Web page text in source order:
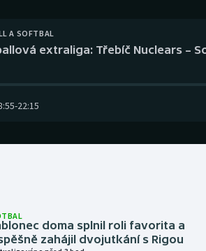
A SOFTBAL
extraliga: Třebíč Nuclears –
-22:15
doma splnil roli favorita a
zahájil dvojutkání s Rigou